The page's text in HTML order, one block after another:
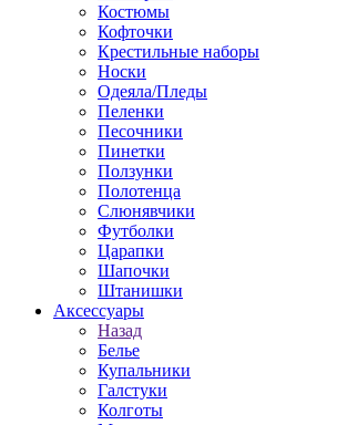
Костюмы
Кофточки
Крестильные наборы
Носки
Одеяла/Пледы
Пеленки
Песочники
Пинетки
Ползунки
Полотенца
Слюнявчики
Футболки
Царапки
Шапочки
Штанишки
Аксессуары
Назад
Белье
Купальники
Галстуки
Колготы